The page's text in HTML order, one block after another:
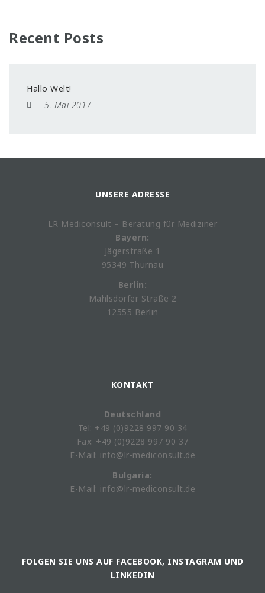
Recent Posts
Hallo Welt!
5. Mai 2017
UNSERE ADRESSE
LR Mediconsult – Beratung für Mediziner
Bayern:
Jägerstraße 1
95349 Thurnau
Berlin:
Mahlsdorfer Straße 2
12555 Berlin
KONTAKT
Deutschland
Tel: +49 (0)9228 997 90 34
Fax: +49 (0)9228 997 90 37
E-Mail: info@lr-mediconsult.de
Bulgaria:
E-Mail: info@lr-mediconsult.de
FOLGEN SIE UNS AUF FACEBOOK, INSTAGRAM UND
LINKEDIN